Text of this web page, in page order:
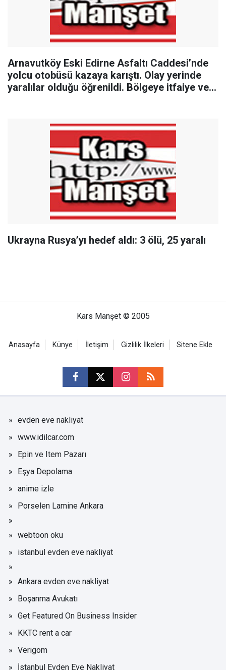
Arnavutköy Eski Edirne Asfaltı Caddesi’nde
yolcu otobüsü kazaya karıştı. Olay yerinde
yaralılar olduğu öğrenildi. Bölgeye itfaiye ve
Ukrayna Rusya’yı hedef aldı: 3 ölü, 25 yaralı
Kars Manşet © 2005
Anasayfa Künye İletişim Gizlilik İlkeleri Sitene Ekle
evden eve nakliyat
www.idilcar.com
Epin ve Item Pazarı
Eşya Depolama
anime izle
Porselen Lamine Ankara
webtoon oku
istanbul evden eve nakliyat
Ankara evden eve nakliyat
Boşanma Avukatı
Get Featured On Business Insider
KKTC rent a car
Verigom
İstanbul Evden Eve Nakliyat